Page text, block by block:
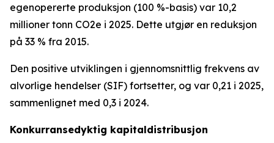
egenopererte produksjon (100 %-basis) var 10,2
millioner tonn CO2e i 2025. Dette utgjør en reduksjon
på 33 % fra 2015.
Den positive utviklingen i gjennomsnittlig frekvens av
alvorlige hendelser (SIF) fortsetter, og var 0,21 i 2025,
sammenlignet med 0,3 i 2024.
Konkurransedyktig kapitaldistribusjon